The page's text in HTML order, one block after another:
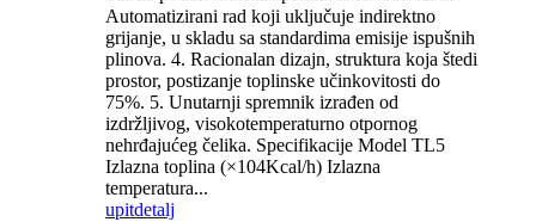
Automatizirani rad koji uključuje indirektno
grijanje, u skladu sa standardima emisije ispušnih
plinova. 4. Racionalan dizajn, struktura koja štedi
prostor, postizanje toplinske učinkovitosti do
75%. 5. Unutarnji spremnik izrađen od
izdržljivog, visokotemperaturno otpornog
nehrđajućeg čelika. Specifikacije Model TL5
Izlazna toplina (×104Kcal/h) Izlazna
temperatura...
upitdetalj